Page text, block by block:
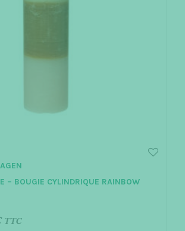
– BOUGIE CYLINDRIQUE RAINBOW
TTC